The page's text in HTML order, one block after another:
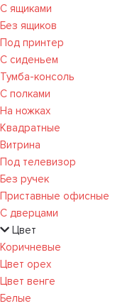
С ящиками
Без ящиков
Под принтер
С сиденьем
Тумба-консоль
С полками
На ножках
Квадратные
Витрина
Под телевизор
Без ручек
Приставные офисные
С дверцами
Цвет
Коричневые
Цвет орех
Цвет венге
Белые